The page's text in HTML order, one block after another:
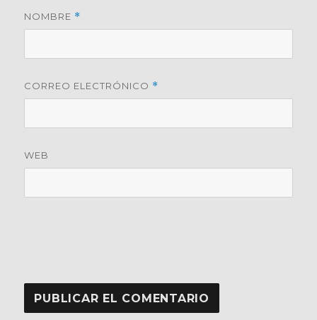
NOMBRE *
CORREO ELECTRÓNICO *
WEB